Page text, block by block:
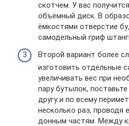
скотчем. У вас
объёмный диск. В
ёмкостями отверстие
самодельный гриф
Второй вариант более
изготовить отдельные
увеличивать вес при
пару бутылок,
другу и по всему
несколько раз, проводя
донным частям. Между